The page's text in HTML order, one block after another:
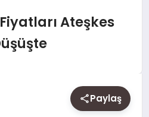
Ateşkes
Paylaş